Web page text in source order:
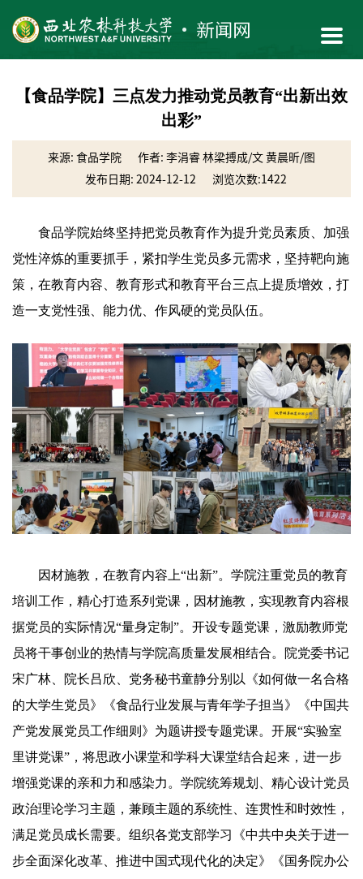
【食品学院】三点发力推动党员教育“出新出效
出彩”
来源: 食品学院
作者: 李涓睿 林梁搏成/文 黄晨昕/图
发布日期: 2024-12-12
浏览次数:1422
食品学院始终坚持把党员教育作为提升党员素质、加强
党性淬炼的重要抓手，紧扣学生党员多元需求，坚持靶向施
策，在教育内容、教育形式和教育平台三点上提质增效，打
造一支党性强、能力优、作风硬的党员队伍。
因材施教，在教育内容上“出新”。学院注重党员的教育
培训工作，精心打造系列党课，因材施教，实现教育内容根
据党员的实际情况“量身定制”。开设专题党课，激励教师党
员将干事创业的热情与学院高质量发展相结合。院党委书记
宋广林、院长吕欣、党务秘书童静分别以《如何做一名合格
的大学生党员》《食品行业发展与青年学子担当》《中国共
产党发展党员工作细则》为题讲授专题党课。开展“实验室
里讲党课”，将思政小课堂和学科大课堂结合起来，进一步
增强党课的亲和力和感染力。学院统筹规划、精心设计党员
政治理论学习主题，兼顾主题的系统性、连贯性和时效性，
满足党员成长需要。组织各党支部学习《中共中央关于进一
步全面深化改革、推进中国式现代化的决定》《国务院办公